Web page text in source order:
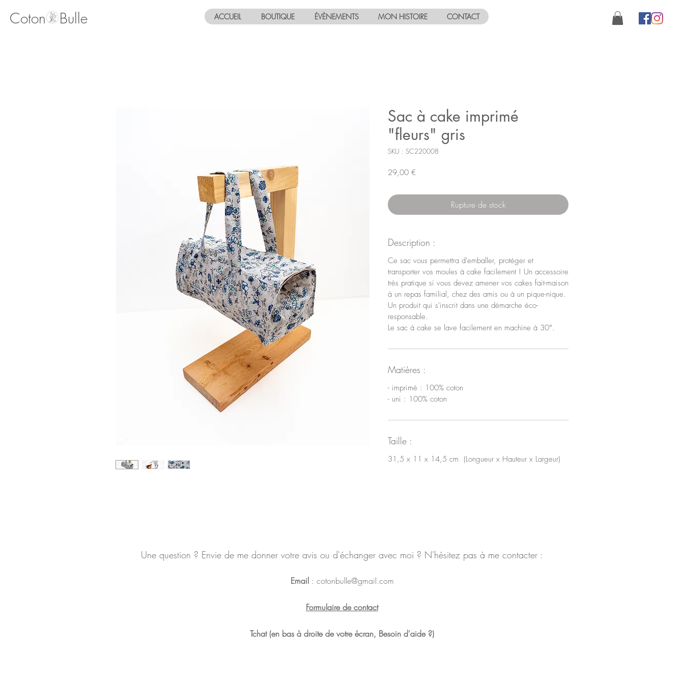
Coton Bulle ACCUEIL BOUTIQUE ÉVÈNEMENTS MON HISTOIRE CONTACT
Sac à cake imprimé
"fleurs" gris
SKU : SC220008
29,00 €Prix
Rupture de stock
Description :
Ce sac vous permettra d'emballer, protéger et
transporter vos moules à cake facilement ! Un accessoire
très pratique si vous devez amener vos cakes fait-maison
à un repas familial, chez des amis ou à un pique-nique.
Un produit qui s'inscrit dans une démarche éco-
responsable.
Le sac à cake se lave facilement en machine à 30°.
Matières :
- imprimé : 100% coton
- uni : 100% coton
Taille :
31,5 x 11 x 14,5 cm (Longueur x Hauteur x Largeur)
Une question ? Envie de me donner votre avis ou d'échanger avec moi ? N'hésitez pas à me contacter :
Email: cotonbulle@gmail.com
Formulaire de contact
Tchat (en bas à droite de votre écran, Besoin d'aide ?)